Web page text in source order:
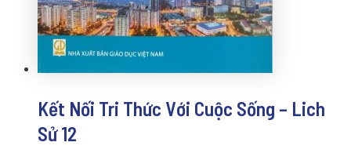
Kết Nối Tri Thức Với Cuộc Sống – Lich
Sử 12